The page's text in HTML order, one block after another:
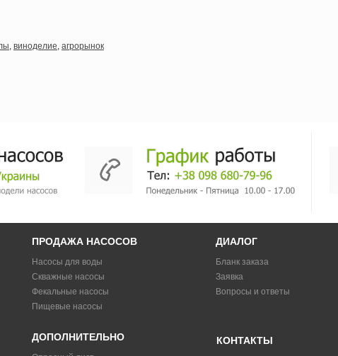
, виноделие, агрорынок
ПРОДАЖА НАСОСОВ
Насосы для воды
Скважные насосы
Фекальные насосы
Пищевые насосы
ДИАЛОГ
Бланк заказа
Заявка
Вопросы и ответы
ДОПОЛНИТЕЛЬНО КОНТАКТЫ